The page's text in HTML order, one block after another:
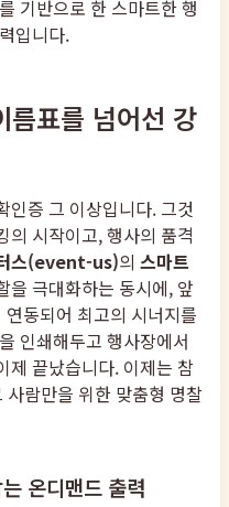
기반으로 한 스마트한 행
입니다.
름표를 넘어선 강
인증 그 이상입니다. 그것
의 시작이고, 행사의 품격
스(event-us)의 스마트
을 극대화하는 동시에, 앞
동되어 최고의 시너지를
인쇄해두고 행사장에서
제 끝났습니다. 이제는 참
람만을 위한 맞춤형 명찰
온디맨드 출력